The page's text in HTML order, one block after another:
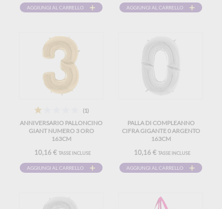
AGGIUNGI AL CARRELLO AGGIUNGI AL CARRELLO
(1)
ANNIVERSARIO PALLONCINO
GIANT NUMERO 3 ORO
163CM
10,16 € TASSE INCLUSE
AGGIUNGI AL CARRELLO
PALLA DI COMPLEANNO
CIFRA GIGANTE 0 ARGENTO
163CM
10,16 € TASSE INCLUSE
AGGIUNGI AL CARRELLO